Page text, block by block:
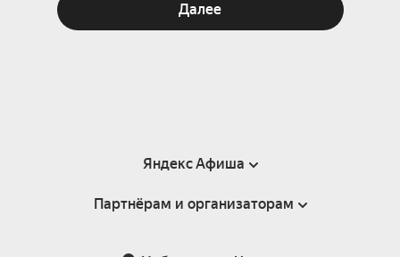
Далее
Яндекс Афиша
Справка
Партнёрам и организаторам